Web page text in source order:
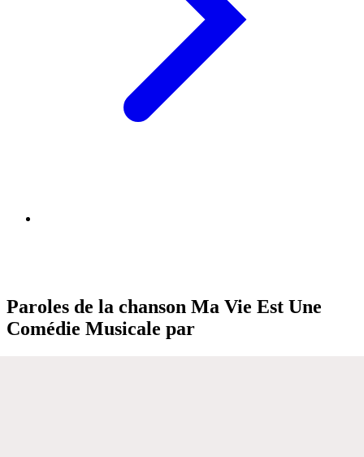
Paroles de la chanson Ma Vie Est Une
Comédie Musicale par